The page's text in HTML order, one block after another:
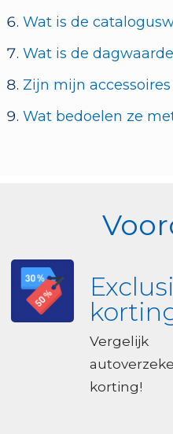
Wat is de
Wat is de
Zijn mijn
Wat bedoelen ze
Vergelijk
korting!